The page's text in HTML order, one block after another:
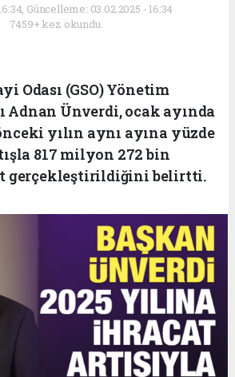
Güncelleme: 03.02.2025 - 16:34
7459+ kez okundu.
Odası (GSO) Yönetim
Adnan Ünverdi, ocak ayında
yılın aynı ayına yüzde
817 milyon 272 bin
gerçekleştirildiğini belirtti.